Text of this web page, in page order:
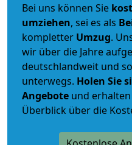
Bei uns können Sie
umziehen, sei es als
kompletter Umzug.
wir über die Jahre
deutschlandweit und
unterwegs. Holen Sie
Angebote und
Überblick über die